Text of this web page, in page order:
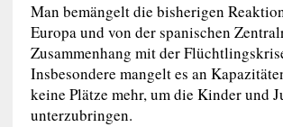
Man bemängelt die bisherigen
Europa und von der spanischen
Zusammenhang mit der
Insbesondere mangelt es an
keine Plätze mehr, um die Kinder und
unterzubringen.